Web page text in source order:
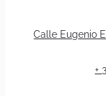
Calle Eugenio
+